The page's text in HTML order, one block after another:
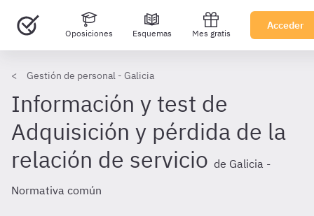
Oposiciones Esquemas Mes gratis
Acceder
Gestión de personal - Galicia
Información y test de
Adquisición y pérdida de la
relación de servicio de Galicia -
Normativa común